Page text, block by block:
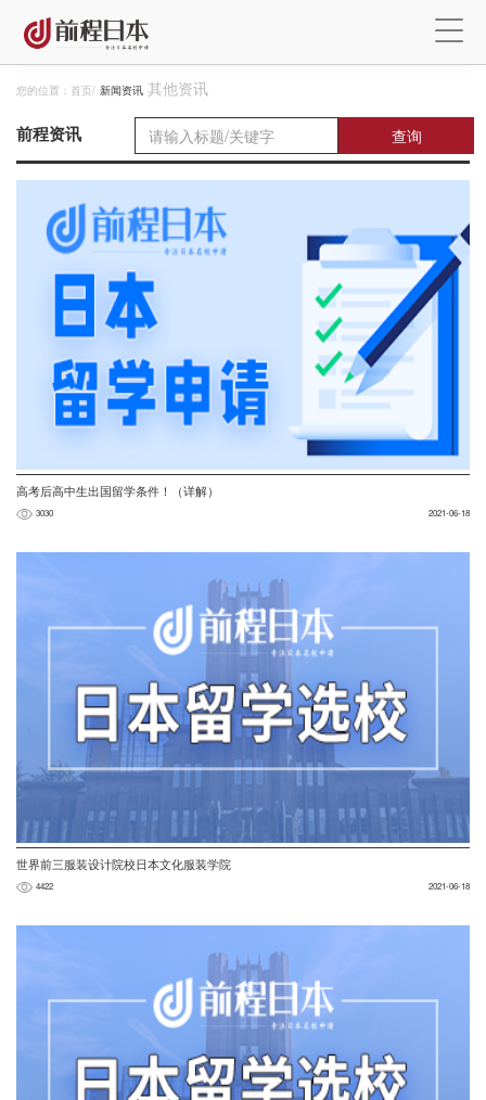
您的位置： 首页/ 新闻资讯 其他资讯
前程资讯 查询
高考后高中生出国留学条件！（详解）
3030 2021-06-18
世界前三服装设计院校日本文化服装学院
4422 2021-06-18